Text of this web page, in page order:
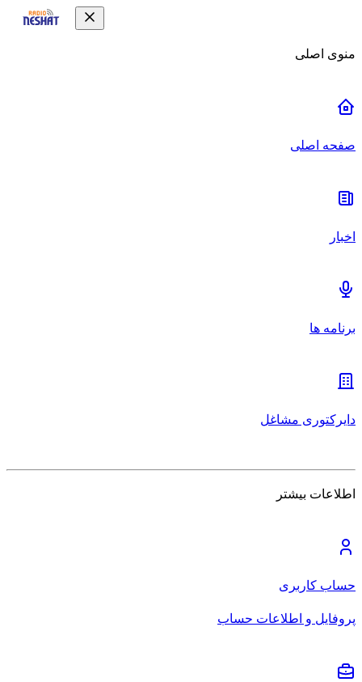
منوی اصلی
صفحه اصلی
اخبار
برنامه ها
دایرکتوری مشاغل
اطلاعات بیشتر
حساب کاربری
پروفایل و اطلاعات حساب